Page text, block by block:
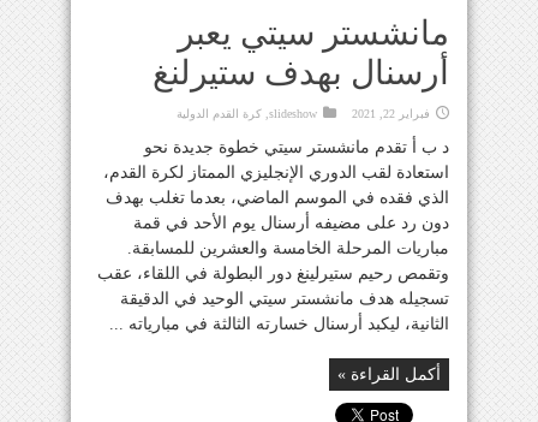
مانشستر سيتي يعبر
أرسنال بهدف ستيرلنغ
فبراير 22, 2021 slideshow كرة القدم الدولية
د ب أ تقدم مانشستر سيتي خطوة جديدة نحو
استعادة لقب الدوري الإنجليزي الممتاز لكرة القدم،
الذي فقده في الموسم الماضي، بعدما تغلب بهدف
دون رد على مضيفه أرسنال يوم الأحد في قمة
مباريات المرحلة الخامسة والعشرين للمسابقة.
وتقمص رحيم ستيرلينغ دور البطولة في اللقاء، عقب
تسجيله هدف مانشستر سيتي الوحيد في الدقيقة
الثانية، ليكبد أرسنال خسارته الثالثة في مبارياته ...
أكمل القراءة »